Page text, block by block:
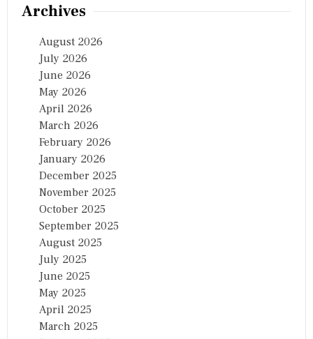
Archives
August 2026
July 2026
June 2026
May 2026
April 2026
March 2026
February 2026
January 2026
December 2025
November 2025
October 2025
September 2025
August 2025
July 2025
June 2025
May 2025
April 2025
March 2025